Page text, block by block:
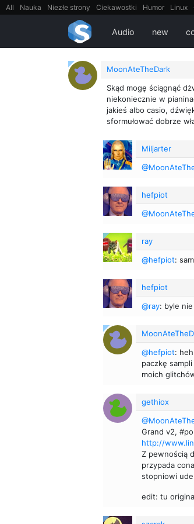
All Nauka Niezłe strony Ciekawostki Humor Linux
FilmyDokumentalne
Audio new
MoonAteTheDark
Skąd mogę ściągnąć
niekoniecznie w
jakieś albo casio,
sformułować dobrze
Miljarter
hefpiot
ray
@hefpiot:
hefpiot
@ray: byle
@hefpiot:
paczkę
moich
gethiox
Grand v2,
http://
Z pewnością
przypada
stopniowi
edit: tu